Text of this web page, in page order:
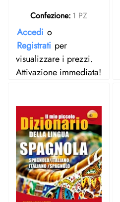
Confezione: 1 PZ
Accedi o
Registrati per
visualizzare i prezzi.
Attivazione immediata!